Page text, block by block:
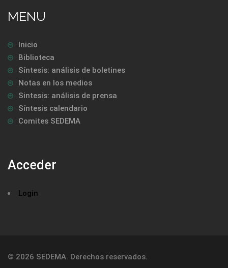
MENU
Inicio
Biblioteca
Síntesis: análisis de boletines
Notas en los medios
Sintesis: análisis de prensa
Síntesis calendario
Comites SEDEMA
Acceder
Login
© 2026 SEDEMA. Derechos reservados.